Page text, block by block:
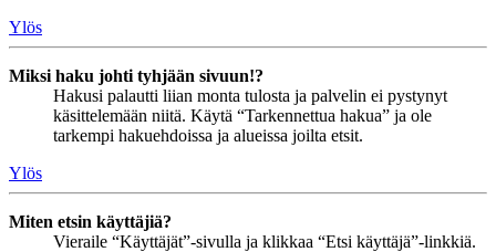
Ylös
Miksi haku johti tyhjään sivuun!?
Hakusi palautti liian monta tulosta ja palvelin ei pystynyt
käsittelemään niitä. Käytä “Tarkennettua hakua” ja ole
tarkempi hakuehdoissa ja alueissa joilta etsit.
Ylös
Miten etsin käyttäjiä?
Vieraile “Käyttäjät”-sivulla ja klikkaa “Etsi käyttäjä”-linkkiä.